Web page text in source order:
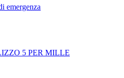
emergenza
5 PER MILLE